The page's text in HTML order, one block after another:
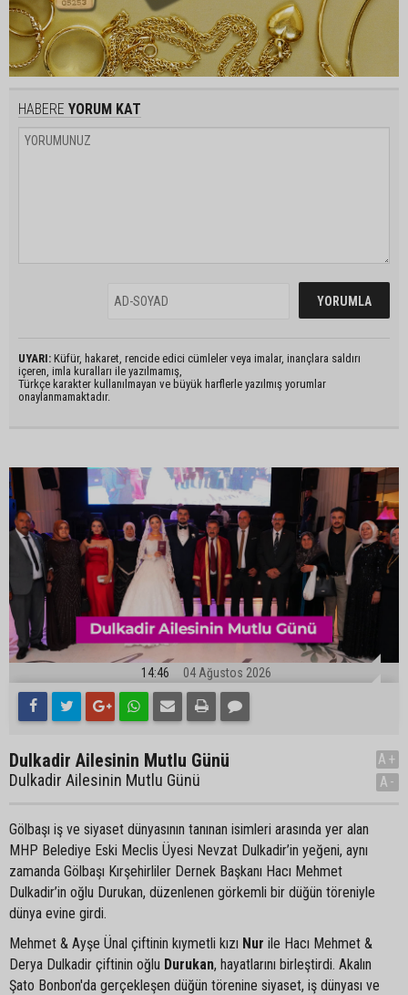
HABERE YORUM KAT
UYARI: Küfür, hakaret, rencide edici cümleler veya imalar, inançlara saldırı
içeren, imla kuralları ile yazılmamış,
Türkçe karakter kullanılmayan ve büyük harflerle yazılmış yorumlar
onaylanmamaktadır.
14:46 04 Ağustos 2026
Dulkadir Ailesinin Mutlu Günü
Dulkadir Ailesinin Mutlu Günü
A+
A-
Gölbaşı iş ve siyaset dünyasının tanınan isimleri arasında yer alan
MHP Belediye Eski Meclis Üyesi Nevzat Dulkadir’in yeğeni, aynı
zamanda Gölbaşı Kırşehirliler Dernek Başkanı Hacı Mehmet
Dulkadir’in oğlu Durukan, düzenlenen görkemli bir düğün töreniyle
dünya evine girdi.
Mehmet & Ayşe Ünal çiftinin kıymetli kızı Nur ile Hacı Mehmet &
Derya Dulkadir çiftinin oğlu Durukan, hayatlarını birleştirdi. Akalın
Şato Bonbon'da gerçekleşen düğün törenine siyaset, iş dünyası ve